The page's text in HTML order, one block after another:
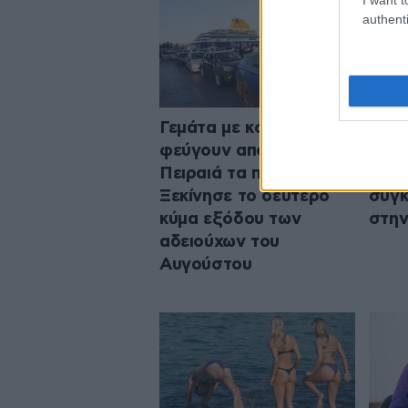
Γεμάτα με κόσμο
φεύγουν από τον
Πειραιά τα πλοία –
Ξεκίνησε το δεύτερο
κύμα εξόδου των
αδειούχων του
Αυγούστου